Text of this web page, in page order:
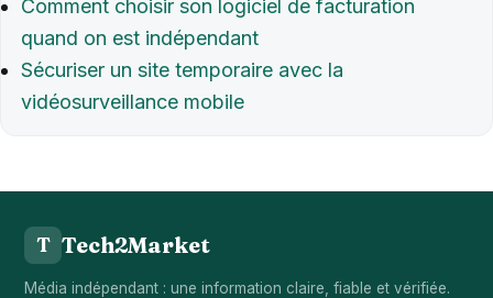
Comment choisir son logiciel de facturation
quand on est indépendant
Sécuriser un site temporaire avec la
vidéosurveillance mobile
T Tech2Market
Média indépendant : une information claire, fiable et vérifiée.